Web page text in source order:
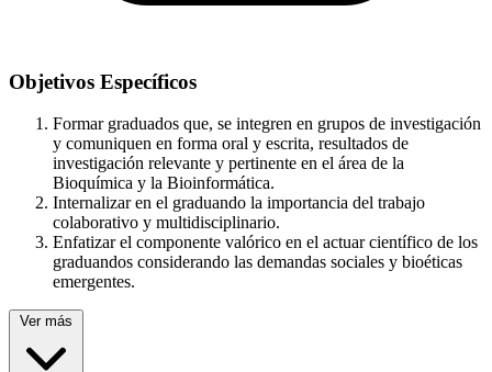
Objetivos Específicos
Formar graduados que, se integren en grupos de investigación
y comuniquen en forma oral y escrita, resultados de
investigación relevante y pertinente en el área de la
Bioquímica y la Bioinformática.
Internalizar en el graduando la importancia del trabajo
colaborativo y multidisciplinario.
Enfatizar el componente valórico en el actuar científico de los
graduandos considerando las demandas sociales y bioéticas
emergentes.
Ver más